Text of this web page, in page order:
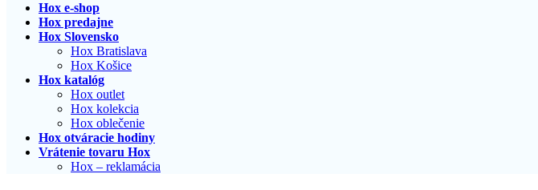
Hox e-shop
Hox predajne
Hox Slovensko
Hox Bratislava
Hox Košice
Hox katalóg
Hox outlet
Hox kolekcia
Hox oblečenie
Hox otváracie hodiny
Vrátenie tovaru Hox
Hox – reklamácia